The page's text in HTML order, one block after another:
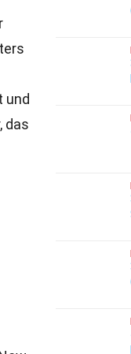
und
das